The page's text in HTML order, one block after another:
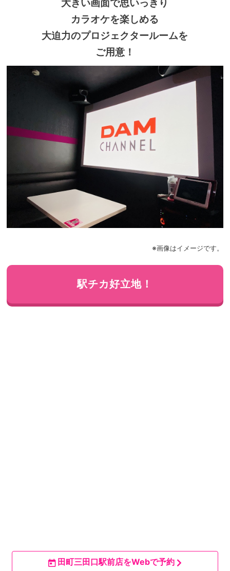
大きい画面で思いっきり
カラオケを楽しめる
大迫力のプロジェクタールームを
ご用意！
※画像はイメージです。
駅チカ好立地！
田町三田口駅前店をWebで予約